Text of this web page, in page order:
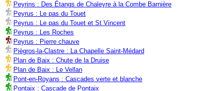
Peyrins : Des Étangs de Chaleyre à la Combe Barnière
Peyrus : Le pas du Touet
Peyrus : Le pas du Touet et St Vincent
Peyrus : Les Roches
Peyrus : Pierre chauve
Piègros-la-Clastre : La Chapelle Saint-Médard
Plan de Baix : Chute de la Druise
Plan de Baix : Le Vellan
Pont-en-Royans : Cascades verte et blanche
Pontaix : Cascade de Pontaix